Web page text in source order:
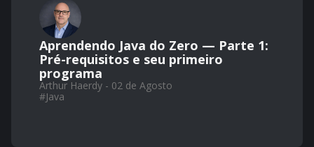
Aprendendo Java do Zero — Parte 1:
Pré-requisitos e seu primeiro
programa
Arthur Haerdy - 02 de Agosto
#Java